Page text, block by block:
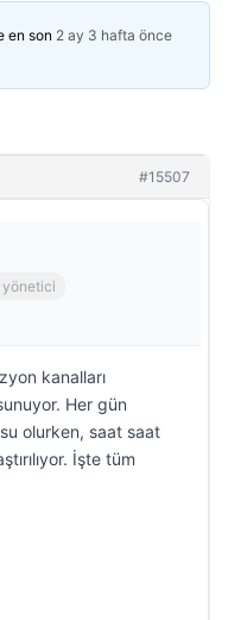
en son 2 ay 3 hafta önce
#15507
yönetici
kanalları
Her gün
olurken, saat saat
İşte tüm